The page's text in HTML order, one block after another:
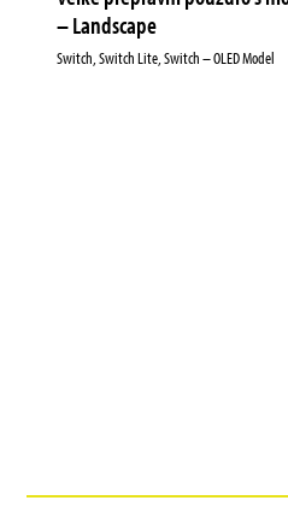
– Landscape
Switch, Switch Lite, Switch – OLED Model